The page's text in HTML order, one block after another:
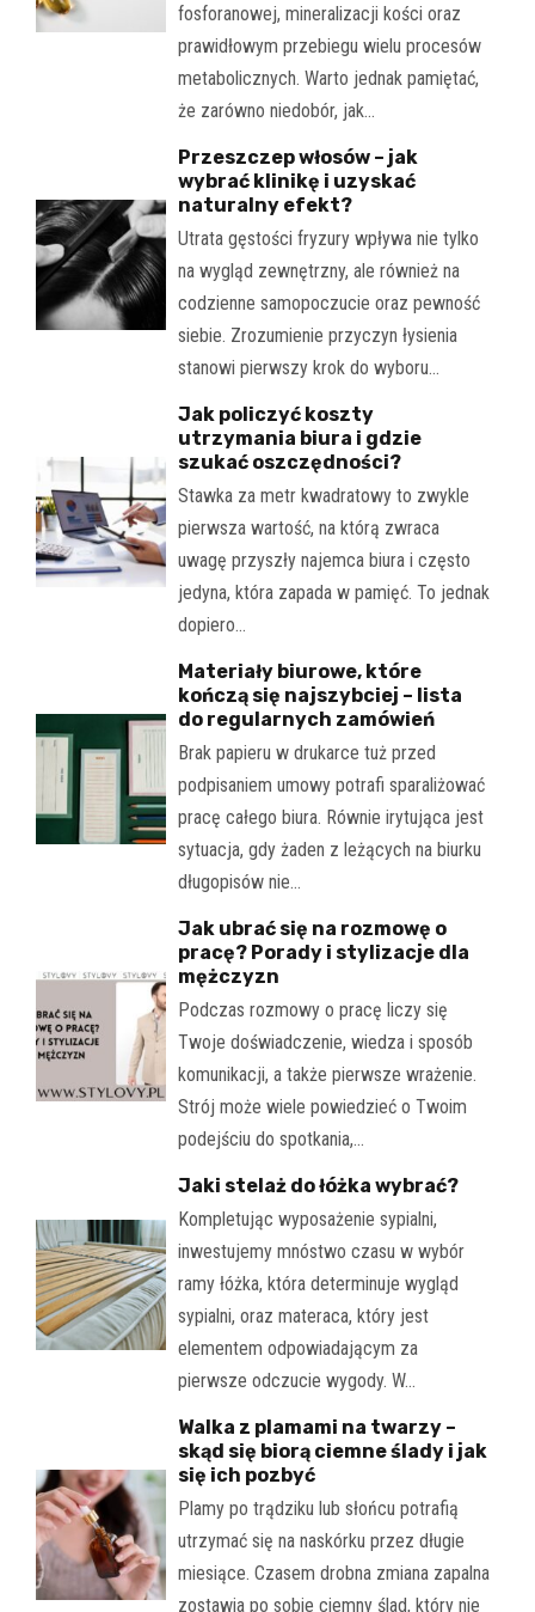
fosforanowej, mineralizacji kości oraz
prawidłowym przebiegu wielu procesów
metabolicznych. Warto jednak pamiętać,
że zarówno niedobór, jak…
Przeszczep włosów – jak
wybrać klinikę i uzyskać
naturalny efekt?
Utrata gęstości fryzury wpływa nie tylko
na wygląd zewnętrzny, ale również na
codzienne samopoczucie oraz pewność
siebie. Zrozumienie przyczyn łysienia
stanowi pierwszy krok do wyboru…
Jak policzyć koszty
utrzymania biura i gdzie
szukać oszczędności?
Stawka za metr kwadratowy to zwykle
pierwsza wartość, na którą zwraca
uwagę przyszły najemca biura i często
jedyna, która zapada w pamięć. To jednak
dopiero…
Materiały biurowe, które
kończą się najszybciej – lista
do regularnych zamówień
Brak papieru w drukarce tuż przed
podpisaniem umowy potrafi sparaliżować
pracę całego biura. Równie irytująca jest
sytuacja, gdy żaden z leżących na biurku
długopisów nie…
Jak ubrać się na rozmowę o
pracę? Porady i stylizacje dla
mężczyzn
Podczas rozmowy o pracę liczy się
Twoje doświadczenie, wiedza i sposób
komunikacji, a także pierwsze wrażenie.
Strój może wiele powiedzieć o Twoim
podejściu do spotkania,…
Jaki stelaż do łóżka wybrać?
Kompletując wyposażenie sypialni,
inwestujemy mnóstwo czasu w wybór
ramy łóżka, która determinuje wygląd
sypialni, oraz materaca, który jest
elementem odpowiadającym za
pierwsze odczucie wygody. W…
Walka z plamami na twarzy –
skąd się biorą ciemne ślady i jak
się ich pozbyć
Plamy po trądziku lub słońcu potrafią
utrzymać się na naskórku przez długie
miesiące. Czasem drobna zmiana zapalna
zostawia po sobie ciemny ślad, który nie